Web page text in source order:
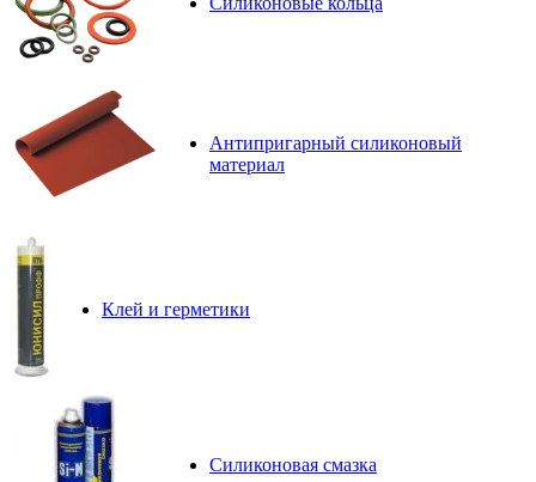
Антипригарный силиконовый
материал
Клей и герметики
Силиконовая смазка